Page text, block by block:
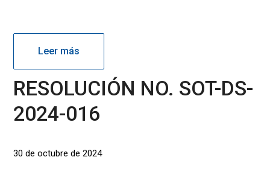
Leer más
RESOLUCIÓN NO. SOT-DS-
2024-016
30 de octubre de 2024